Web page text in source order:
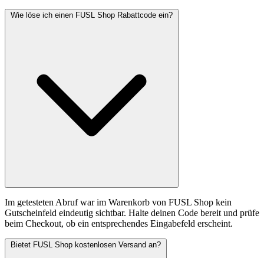
Wie löse ich einen FUSL Shop Rabattcode ein?
Im getesteten Abruf war im Warenkorb von FUSL Shop kein
Gutscheinfeld eindeutig sichtbar. Halte deinen Code bereit und prüfe
beim Checkout, ob ein entsprechendes Eingabefeld erscheint.
Bietet FUSL Shop kostenlosen Versand an?